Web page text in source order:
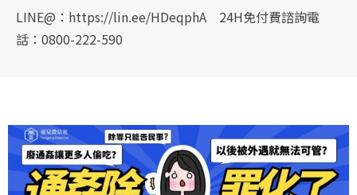
LINE@：https://lin.ee/HDeqphA 24H免付費諮詢電
話：0800-222-590